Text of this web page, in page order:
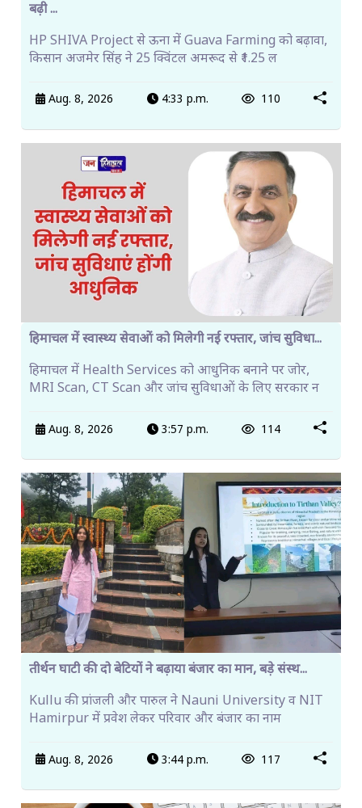
बढ़ी ...
HP SHIVA Project से ऊना में Guava Farming को बढ़ावा,
किसान अजमेर सिंह ने 25 क्विंटल अमरूद से ₹1.25 ल
Aug. 8, 2026 4:33 p.m. 110
हिमाचल में स्वास्थ्य सेवाओं को मिलेगी नई रफ्तार, जांच सुविधा...
हिमाचल में Health Services को आधुनिक बनाने पर जोर,
MRI Scan, CT Scan और जांच सुविधाओं के लिए सरकार न
Aug. 8, 2026 3:57 p.m. 114
तीर्थन घाटी की दो बेटियों ने बढ़ाया बंजार का मान, बड़े संस्थ...
Kullu की प्रांजली और पारुल ने Nauni University व NIT
Hamirpur में प्रवेश लेकर परिवार और बंजार का नाम
Aug. 8, 2026 3:44 p.m. 117